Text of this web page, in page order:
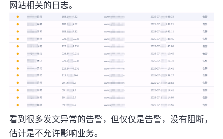
网站相关的日志。
看到很多发文异常的告警，但仅仅是告警，没有阻断，
估计是不允许影响业务。